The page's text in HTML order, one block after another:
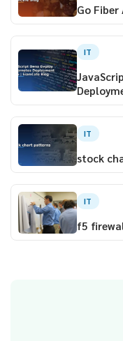
Go Fiber
IT
IT
stock
IT
f5